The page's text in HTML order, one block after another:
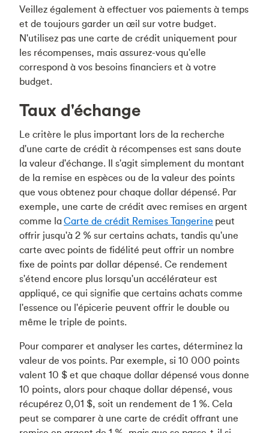
Veillez également à effectuer vos paiements à temps
et de toujours garder un œil sur votre budget.
N'utilisez pas une carte de crédit uniquement pour
les récompenses, mais assurez-vous qu'elle
correspond à vos besoins financiers et à votre
budget.
Taux d'échange
Le critère le plus important lors de la recherche
d'une carte de crédit à récompenses est sans doute
la valeur d'échange. Il s'agit simplement du montant
de la remise en espèces ou de la valeur des points
que vous obtenez pour chaque dollar dépensé. Par
exemple, une carte de crédit avec remises en argent
comme laCarte de crédit Remises Tangerine peut
offrir jusqu'à 2 % sur certains achats, tandis qu'une
carte avec points de fidélité peut offrir un nombre
fixe de points par dollar dépensé. Ce rendement
s'étend encore plus lorsqu'un accélérateur est
appliqué, ce qui signifie que certains achats comme
l'essence ou l'épicerie peuvent offrir le double ou
même le triple de points.
Pour comparer et analyser les cartes, déterminez la
valeur de vos points. Par exemple, si 10 000 points
valent 10 $ et que chaque dollar dépensé vous donne
10 points, alors pour chaque dollar dépensé, vous
récupérez 0,01 $, soit un rendement de 1 %. Cela
peut se comparer à une carte de crédit offrant une